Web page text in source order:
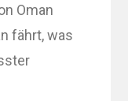
Oman
fährt, was